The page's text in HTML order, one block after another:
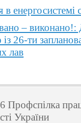
в енергосистемі
–
26-ти
лав
України